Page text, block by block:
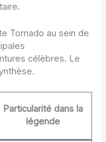
Tornado au sein de
célèbres. Le
Particularité dans la
légende